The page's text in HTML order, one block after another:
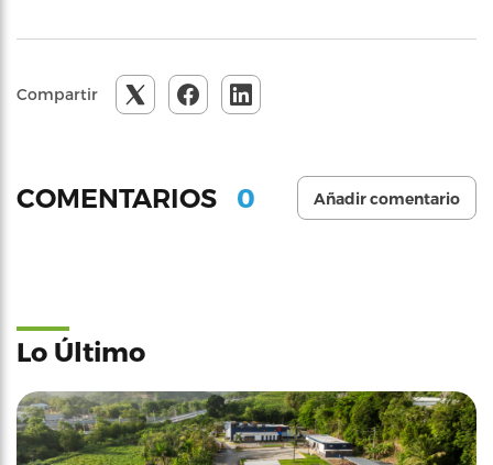
Compartir
COMENTARIOS 0 Añadir comentario
Lo Último